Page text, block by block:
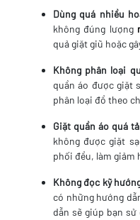
Dùng quá nhiều
không đúng lượng
quả giặt giũ hoặc
Không phân loại
quần áo được giặt
phân loại đồ theo
Giặt quần áo quá
không được giặt
phối đều, làm giảm
Không đọc kỹ
có những hướng
dẫn sẽ giúp bạn